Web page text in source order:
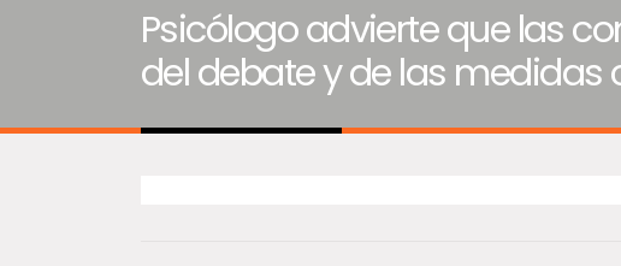
Psicólogo advierte que las
del debate y de las medidas